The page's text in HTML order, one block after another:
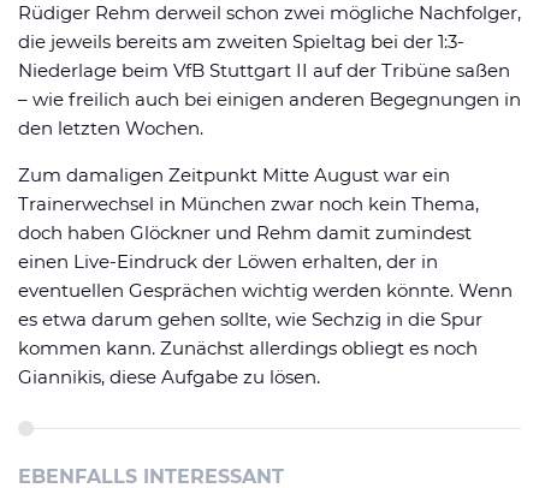
Rüdiger Rehm derweil schon zwei mögliche Nachfolger,
die jeweils bereits am zweiten Spieltag bei der 1:3-
Niederlage beim VfB Stuttgart II auf der Tribüne saßen
– wie freilich auch bei einigen anderen Begegnungen in
den letzten Wochen.
Zum damaligen Zeitpunkt Mitte August war ein
Trainerwechsel in München zwar noch kein Thema,
doch haben Glöckner und Rehm damit zumindest
einen Live-Eindruck der Löwen erhalten, der in
eventuellen Gesprächen wichtig werden könnte. Wenn
es etwa darum gehen sollte, wie Sechzig in die Spur
kommen kann. Zunächst allerdings obliegt es noch
Giannikis, diese Aufgabe zu lösen.
EBENFALLS INTERESSANT